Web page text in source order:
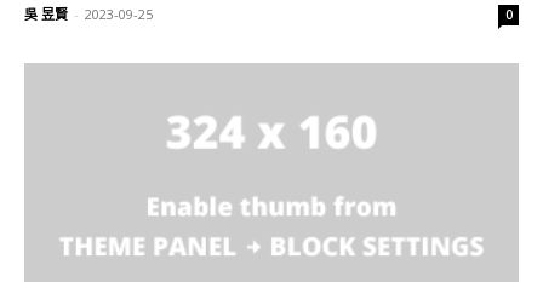
吳 昱賢 - 2023-09-25 0